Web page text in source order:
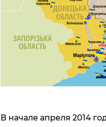
В начале апреля 2014